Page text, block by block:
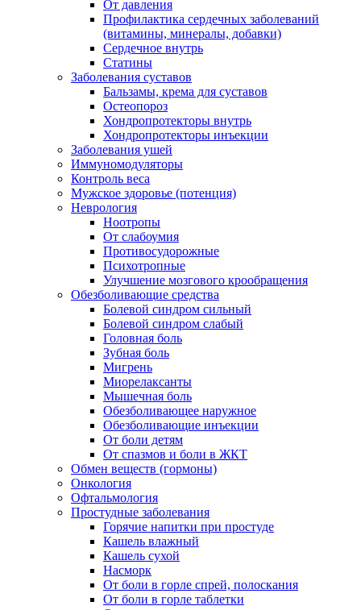
От давления
Профилактика сердечных заболеваний
(витамины, минералы, добавки)
Сердечное внутрь
Статины
Заболевания суставов
Бальзамы, крема для суставов
Остеопороз
Хондропротекторы внутрь
Хондропротекторы инъекции
Заболевания ушей
Иммуномодуляторы
Контроль веса
Мужское здоровье (потенция)
Неврология
Ноотропы
От слабоумия
Противосудорожные
Психотропные
Улучшение мозгового крообращения
Обезболивающие средства
Болевой синдром сильный
Болевой синдром слабый
Головная боль
Зубная боль
Мигрень
Миорелаксанты
Мышечная боль
Обезболивающее наружное
Обезболивающие инъекции
От боли детям
От спазмов и боли в ЖКТ
Обмен веществ (гормоны)
Онкология
Офтальмология
Простудные заболевания
Горячие напитки при простуде
Кашель влажный
Кашель сухой
Насморк
От боли в горле спрей, полоскания
От боли в горле таблетки